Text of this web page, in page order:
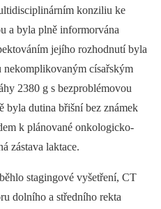
konziliu ke
a byla plně informorvána
jejího rozhodnutí byla
nekomplikovaným císařským
2380 g s bezproblémovou
byla dutina břišní bez známek
k plánované onkologicko-
zástava laktace.
stagingové vyšetření, CT
dolního a středního rekta